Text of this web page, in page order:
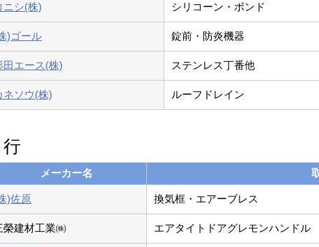
ニシ(株) シリコーン・ボンド
)ゴール 錠前・防炎機器
田エース(株) ステンレス丁番他
ネソウ(株) ルーフドレイン
行
メーカー名
)佐原 換気框・エアーブレス
榮建材工業㈱ エアタイトドアグレモンハンドル